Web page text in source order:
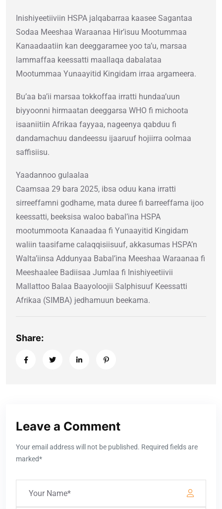
Inishiyeetiiviin HSPA jalqabarraa kaasee Sagantaa
Sodaa Meeshaa Waraanaa Hir’isuu Mootummaa
Kanaadaatiin kan deeggaramee yoo ta’u, marsaa
lammaffaa keessatti maallaqa dabalataa
Mootummaa Yunaayitid Kingidam irraa argameera.
Bu’aa ba’ii marsaa tokkoffaa irratti hundaa’uun
biyyoonni hirmaatan deeggarsa WHO fi michoota
isaaniitiin Afrikaa fayyaa, nageenya qabduu fi
dandamachuu dandeessu ijaaruuf hojiirra oolmaa
saffisiisu.
Yaadannoo gulaalaa
Caamsaa 29 bara 2025, ibsa oduu kana irratti
sirreeffamni godhame, mata duree fi barreeffama ijoo
keessatti, beeksisa waloo babal’ina HSPA
mootummoota Kanaadaa fi Yunaayitid Kingidam
waliin taasifame calaqqisiisuuf, akkasumas HSPA’n
Walta’iinsa Addunyaa Babal’ina Meeshaa Waraanaa fi
Meeshaalee Badiisaa Jumlaa fi Inishiyeetiivii
Mallattoo Balaa Baayoloojii Salphisuuf Keessatti
Afrikaa (SIMBA) jedhamuun beekama.
Share:
Leave a Comment
Your email address will not be published. Required fields are
marked*